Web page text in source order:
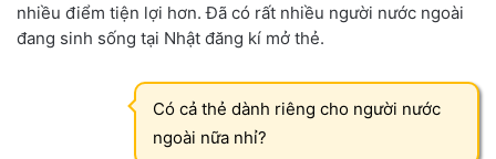
nhiều điểm tiện lợi hơn. Đã có rất nhiều người nước ngoài
đang sinh sống tại Nhật đăng kí mở thẻ.
Có cả thẻ dành riêng cho người nước
ngoài nữa nhỉ?